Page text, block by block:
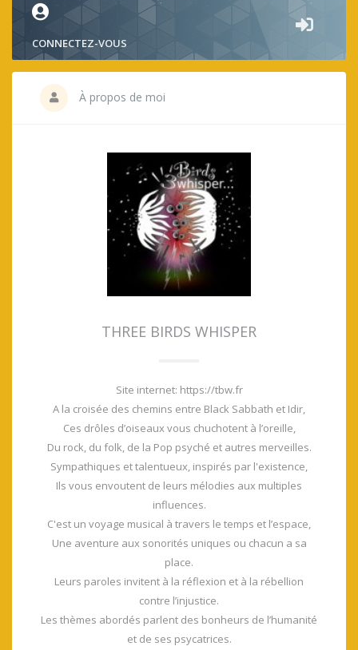
CONNECTEZ-VOUS
À propos de moi
THREE BIRDS WHISPER
Site internet: https://tbw.fr
A la croisée des chemins entre Black Sabbath et Idir,
Ces drôles d’oiseaux vous chuchotent à l’oreille,
Du rock, du folk, de la Pop psyché et autres merveilles.
Sympathiques et talentueux, inspirés par l'existence,
Ils vous envoutent de leurs mélodies aux multiples
influences.
C'est un voyage musical à travers le temps et l’espace,
Une aventure aux sonorités uniques ou chacun a sa
place.
Leurs paroles invitent à la réflexion et à la rébellion
contre l’injustice.
Les thèmes abordés parlent des bonheurs de l’humanité
et de ses psycatrices.